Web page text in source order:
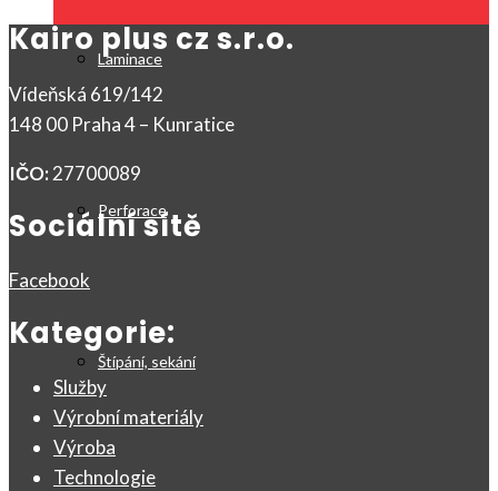
Laminace
Perforace
Štípání, sekání
Kairo plus cz s.r.o.
Vídeňská 619/142
148 00 Praha 4 – Kunratice
IČO: 27700089
Sociální sítě
Facebook
Kategorie:
Služby
Výrobní materiály
Výroba
Technologie